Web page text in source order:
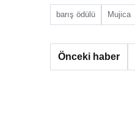
barış ödülü Mujica
Önceki haber